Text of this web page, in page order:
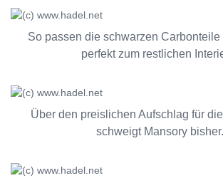
So passen die schwarzen Carbonteile
perfekt zum restlichen
Über den preislichen Aufschlag für
schweigt Mansory bisher.